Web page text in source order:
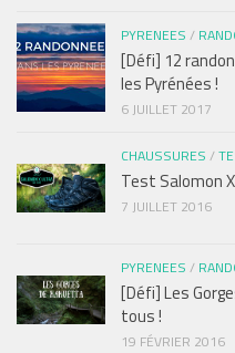
PYRENEES /
[Défi] 12
les Pyrénées !
6 JUILLET 2017
CHAUSSURES /
Test Salomon
7 JUILLET 2016
PYRENEES /
[Défi] Les
tous !
19 FÉVRIER 2016